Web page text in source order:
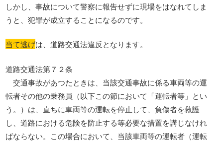
しかし、事故について警察に報告せずに現場をはなれてしま
うと、犯罪が成立することになるのです。
当て逃げは、道路交通法違反となります。
道路交通法第７２条
交通事故があつたときは、当該交通事故に係る車両等の運
転者その他の乗務員（以下この節において「運転者等」とい
う。）は、直ちに車両等の運転を停止して、負傷者を救護
し、道路における危険を防止する等必要な措置を講じなけれ
ばならない。この場合において、当該車両等の運転者（運転